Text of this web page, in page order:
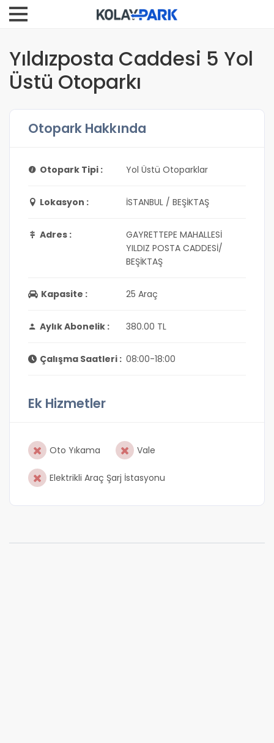
Yıldızposta Caddesi 5 Yol
Üstü Otoparkı
Otopark Hakkında
Otopark Tipi : Yol Üstü Otoparklar
Lokasyon : İSTANBUL / BEŞİKTAŞ
Adres :
GAYRETTEPE MAHALLESİ
YILDIZ POSTA CADDESİ/
BEŞİKTAŞ
Kapasite : 25 Araç
Aylık Abonelik : 380.00 TL
Çalışma Saatleri : 08:00-18:00
Ek Hizmetler
Oto Yıkama Vale
Elektrikli Araç Şarj İstasyonu